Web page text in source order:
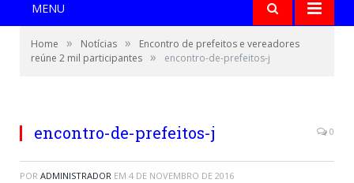
MENU
Home » Notícias »
Encontro de prefeitos e vereadores
reúne 2 mil participantes » encontro-de-prefeitos-j
encontro-de-prefeitos-j 0
POR ADMINISTRADOR EM 4 DE NOVEMBRO DE 2016